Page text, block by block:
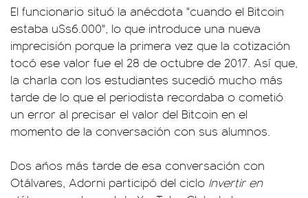
El funcionario situó la anécdota "cuando el Bitcoin
estaba u$s6.000", lo que introduce una nueva
imprecisión porque la primera vez que la cotización
tocó ese valor fue el 28 de octubre de 2017. Así que,
la charla con los estudiantes sucedió mucho más
tarde de lo que el periodista recordaba o cometió
un error al precisar el valor del Bitcoin en el
momento de la conversación con sus alumnos.
Dos años más tarde de esa conversación con
Otálvares, Adorni participó del ciclo Invertir en